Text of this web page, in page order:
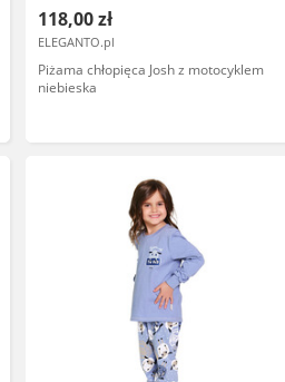
118,00 zł
ELEGANTO.pl
Piżama chłopięca Josh z motocyklem
niebieska